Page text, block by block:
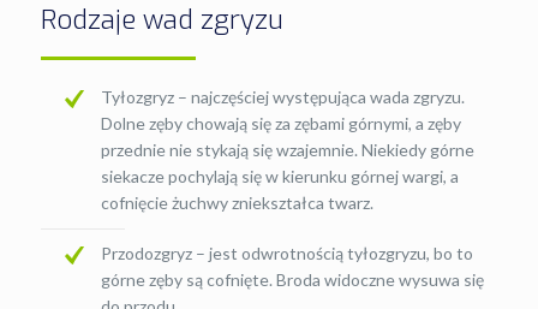
Rodzaje wad zgryzu
Tyłozgryz – najczęściej występująca wada zgryzu.
Dolne zęby chowają się za zębami górnymi, a zęby
przednie nie stykają się wzajemnie. Niekiedy górne
siekacze pochylają się w kierunku górnej wargi, a
cofnięcie żuchwy zniekształca twarz.
Przodozgryz – jest odwrotnością tyłozgryzu, bo to
górne zęby są cofnięte. Broda widoczne wysuwa się